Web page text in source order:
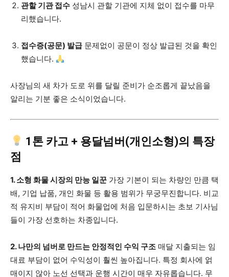
관할 기관 접수 성남시 관할 기관에 지체 없이 접수를 마무
리했습니다.
접수증(공문) 발급 문제없이 공문이 정상 발급된 것을 확인
했습니다.
사장님의 새 차가 도로 위를 달릴 준비가 순조롭게 끝났음을
알리는 기분 좋은 소식이었습니다.
1톤 카고 + 용달넘버(개인소형)의 특장
점
1. 소형 화물 시장의 만능 일꾼 가장 기본이 되는 차량인 만큼 택
배, 기업 납품, 개인 화물 등 활용 범위가 무궁무진합니다. 비교
적 유지비 부담이 적어 화물업에 처음 입문하시는 초보 기사님
들이 가장 선호하는 차종입니다.
2. 나만의 넘버로 만드는 안정적인 수익 구조 매달 지출되는 임
대료 부담이 없어 수익성이 훨씬 높아집니다. 특정 회사에 얽
매이지 않아 노선 선택과 운행 시간이 매우 자유롭습니다. 무